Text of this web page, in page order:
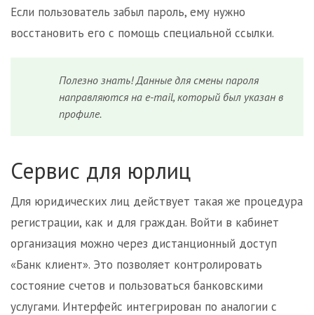
Если пользователь забыл пароль, ему нужно
восстановить его с помощь специальной ссылки.
Полезно знать! Данные для смены пароля
направляются на e-mail, который был указан в
профиле.
Сервис для юрлиц
Для юридических лиц действует такая же процедура
регистрации, как и для граждан. Войти в кабинет
организация можно через дистанционный доступ
«Банк клиент». Это позволяет контролировать
состояние счетов и пользоваться банковскими
услугами. Интерфейс интегрирован по аналогии с